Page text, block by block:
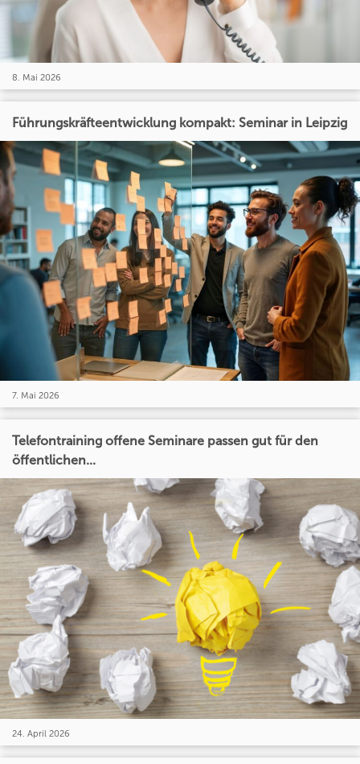
8. Mai 2026
Führungskräfteentwicklung kompakt: Seminar in Leipzig
7. Mai 2026
Telefontraining offene Seminare passen gut für den
öffentlichen...
24. April 2026